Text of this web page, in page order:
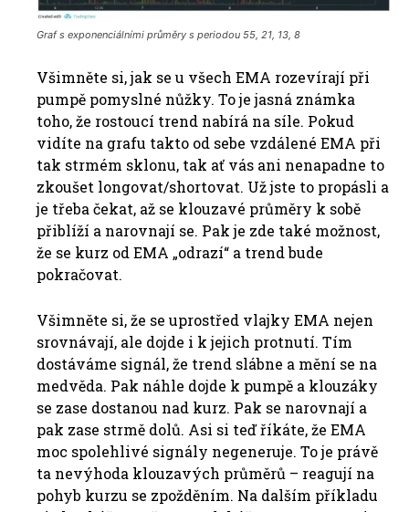
Graf s exponenciálními průměry s periodou 55, 21, 13, 8
Všimněte si, jak se u všech EMA rozevírají při
pumpě pomyslné nůžky. To je jasná známka
toho, že rostoucí trend nabírá na síle. Pokud
vidíte na grafu takto od sebe vzdálené EMA při
tak strmém sklonu, tak ať vás ani nenapadne to
zkoušet longovat/shortovat. Už jste to propásli a
je třeba čekat, až se klouzavé průměry k sobě
přiblíží a narovnají se. Pak je zde také možnost,
že se kurz od EMA „odrazí“ a trend bude
pokračovat.
Všimněte si, že se uprostřed vlajky EMA nejen
srovnávají, ale dojde i k jejich protnutí. Tím
dostáváme signál, že trend slábne a mění se na
medvěda. Pak náhle dojde k pumpě a klouzáky
se zase dostanou nad kurz. Pak se narovnají a
pak zase strmě dolů. Asi si teď říkáte, že EMA
moc spolehlivé signály negeneruje. To je právě
ta nevýhoda klouzavých průměrů – reagují na
pohyb kurzu se zpožděním. Na dalším příkladu